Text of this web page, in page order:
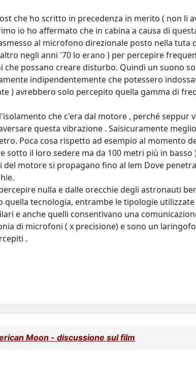
che ho scritto in precedenza in merito ( non li
io ho affermato che in cabina a causa di
al microfono direzionale posto nella
negli anni '70 lo erano ) per percepire
che possano creare disturbo. Quindi un suono
indipendentemente che potessero
) avrebbero solo percepito quella gamma di
che c'era dal motore , perché
questa vibrazione . Saisicuramente
Poca cosa rispetto ad esempio al momento
il loro sedere ma da 100 metri più in basso
motore si propagano fino al lem Dove
nulla e dalle orecchie degli astronauti
quella tecnologia, entrambe le tipologie
e anche quelli consentivano una
di microfoni ( x precisione) e sono un
.
Moon - discussione sul film